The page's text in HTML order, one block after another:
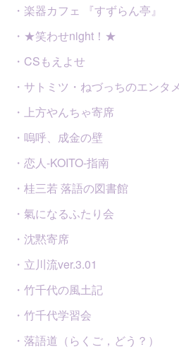
・楽器カフェ 『すずらん亭』
・★笑わせnight！★
・CSもえよせ
・サトミツ・ねづっちのエンタ
・上方やんちゃ寄席
・嗚呼、成金の壁
・恋人-KOITO-指南
・桂三若 落語の図書館
・氣になるふたり会
・沈黙寄席
・立川流ver.3.01
・竹千代の風土記
・竹千代学習会
・落語道（らくご，どう？）